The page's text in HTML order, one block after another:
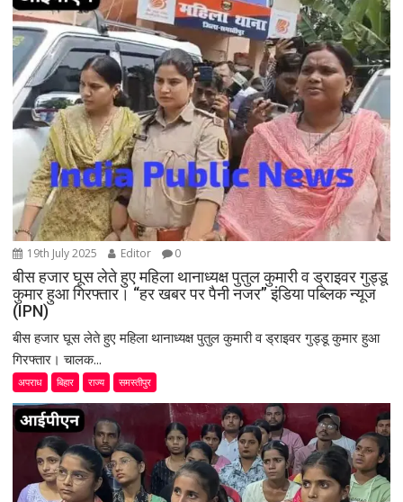
g
a
t
i
o
n
19th July 2025 Editor 0
बीस हजार घूस लेते हुए महिला थानाध्यक्ष पुतुल कुमारी व ड्राइवर गुड्डू
कुमार हुआ गिरफ्तार। “हर खबर पर पैनी नजर” इंडिया पब्लिक न्यूज
(IPN)
बीस हजार घूस लेते हुए महिला थानाध्यक्ष पुतुल कुमारी व ड्राइवर गुड्डू कुमार हुआ
गिरफ्तार। चालक...
अपराध बिहार राज्य समस्तीपुर